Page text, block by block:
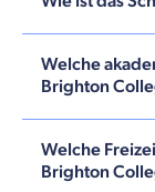
Welche
Brighton
Welche
Brighton